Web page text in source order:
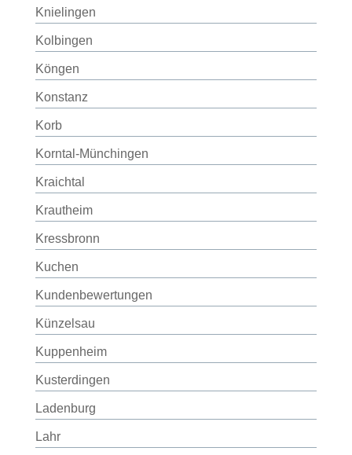
Knielingen
Kolbingen
Köngen
Konstanz
Korb
Korntal-Münchingen
Kraichtal
Krautheim
Kressbronn
Kuchen
Kundenbewertungen
Künzelsau
Kuppenheim
Kusterdingen
Ladenburg
Lahr